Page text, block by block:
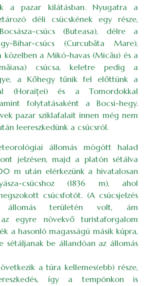
a pazar kilátásban. Nyugatra a
déli csücskének egy része,
csúcs (Buteasa), délre a
Bihar-csúcs (Curcubăta Mare),
közelben a Mikó-havas (Micău) és a
csúcsa, keletre pedig a
a Kőhegy tűnik fel előttünk a
(Horaiței) és a Tomordokkal
folytatásaként a Bocsi-hegy.
pazar sziklafalait innen még nem
leereszkedünk a csúcsról.
állomás mögött halad
jelzésen, majd a platón sétálva
m után elérkezünk a hivatalosan
csúcshoz (1836 m), ahol
csúcsfotót. (A csúcsjelzés
állomás területén volt, ám
egyre növekvő turistaforgalom
a hasonló magasságú másik kúpra,
sétáljanak be állandóan az állomás
a túra kellemes(ebb) része,
így a tempónkon is